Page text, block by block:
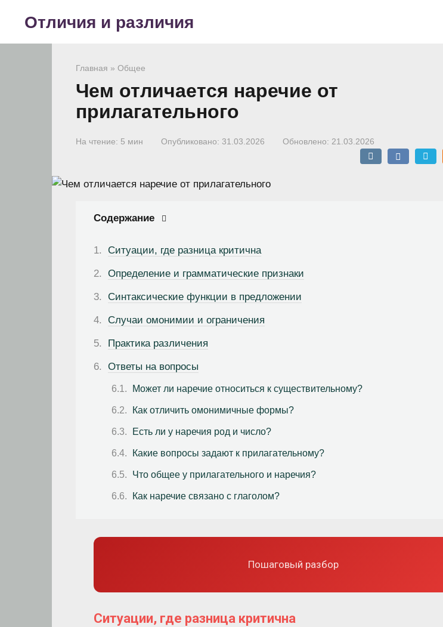
Отличия и различия
Главная » Общее
Чем отличается наречие от
прилагательного
На чтение: 5 мин Опубликовано: 31.03.2026 Обновлено: 21.03.2026
Содержание
Ситуации, где разница критична
Определение и грамматические признаки
Синтаксические функции в предложении
Случаи омонимии и ограничения
Практика различения
Ответы на вопросы
Может ли наречие относиться к существительному?
Как отличить омонимичные формы?
Есть ли у наречия род и число?
Какие вопросы задают к прилагательному?
Что общее у прилагательного и наречия?
Как наречие связано с глаголом?
Пошаговый разбор
Ситуации, где разница критична